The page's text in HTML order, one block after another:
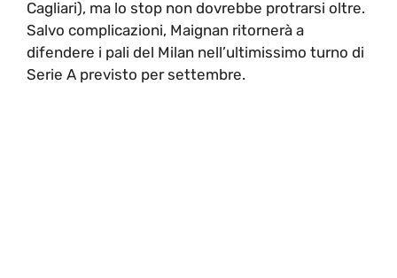
Cagliari), ma lo stop non dovrebbe protrarsi oltre.
Salvo complicazioni, Maignan ritornerà a
difendere i pali del Milan nell’ultimissimo turno di
Serie A previsto per settembre.